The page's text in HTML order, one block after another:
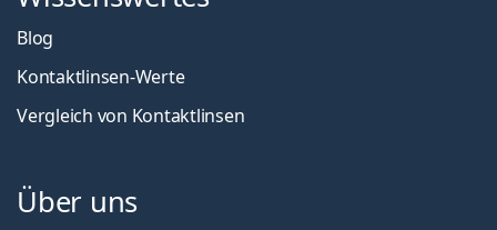
Blog
Kontaktlinsen-Werte
Vergleich von Kontaktlinsen
Über uns